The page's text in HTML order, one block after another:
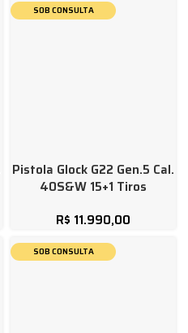
SOB CONSULTA
Pistola Glock G22 Gen.5 Cal.
40S&W 15+1 Tiros
R$ 11.990,00
SOB CONSULTA